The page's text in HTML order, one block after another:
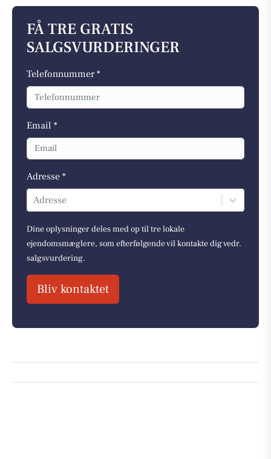
FÅ TRE GRATIS
SALGSVURDERINGER
Telefonnummer *
Email *
Adresse *
Adresse
Dine oplysninger deles med op til tre lokale
ejendomsmæglere, som efterfølgende vil kontakte dig vedr.
salgsvurdering.
Bliv kontaktet